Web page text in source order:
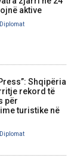
aktive
Shqipëria
rekord të
për
turistike në